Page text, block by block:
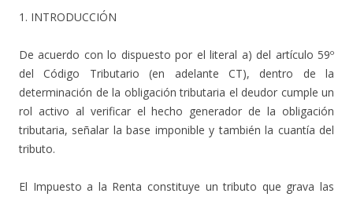
1. INTRODUCCIÓN
De acuerdo con lo dispuesto por el literal a) del artículo 59º
del Código Tributario (en adelante CT), dentro de la
determinación de la obligación tributaria el deudor cumple un
rol activo al verificar el hecho generador de la obligación
tributaria, señalar la base imponible y también la cuantía del
tributo.
El Impuesto a la Renta constituye un tributo que grava las